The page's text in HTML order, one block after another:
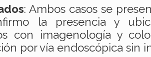
: Ambos casos se
la presencia y
con imagenología y
por vía endoscópica sin